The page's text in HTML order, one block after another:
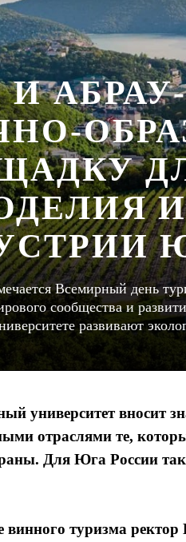
Всемирный день
сообщества и
развивают
университет вносит
отраслями те,
Для Юга России
туризма